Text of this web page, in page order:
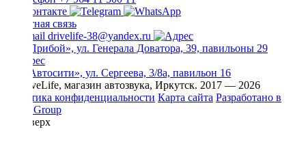
Обратная связь
drivelife-38@yandex.ru
ТЦ «Прибой», ул. Генерала Доватора, 39, павильоны 29
ТЦ «Автосити», ул. Сергеева, 3/8а, павильон 16
© DriveLife, магазин автозвука, Иркутск. 2017 — 2026
Политика конфиденциальности Карта сайта Разработано в
Prime Group